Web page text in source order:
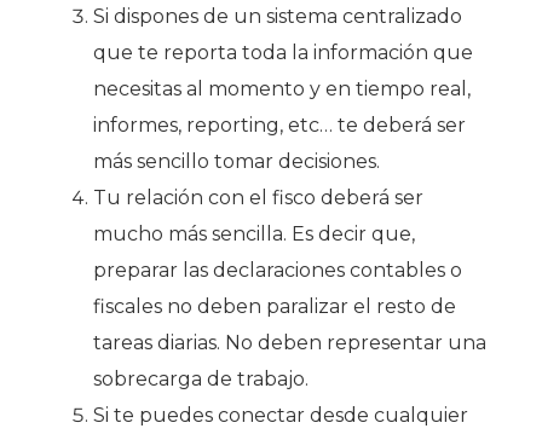
Si dispones de un sistema centralizado
que te reporta toda la información que
necesitas al momento y en tiempo real,
informes, reporting, etc… te deberá ser
más sencillo tomar decisiones.
Tu relación con el fisco deberá ser
mucho más sencilla. Es decir que,
preparar las declaraciones contables o
fiscales no deben paralizar el resto de
tareas diarias. No deben representar una
sobrecarga de trabajo.
Si te puedes conectar desde cualquier